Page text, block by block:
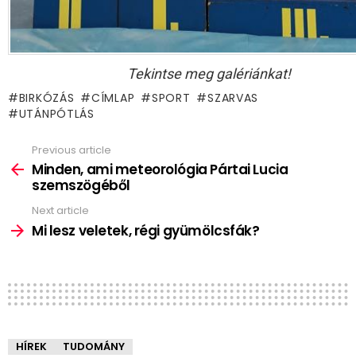
Tekintse meg galériánkat!
BIRKÓZÁS CÍMLAP SPORT
SZARVAS
UTÁNPÓTLÁS
more
Previous article
Minden, ami meteorológia Pártai Lucia
szemszögéből
Next article
Mi lesz veletek, régi gyümölcsfák?
HÍREK TUDOMÁNY